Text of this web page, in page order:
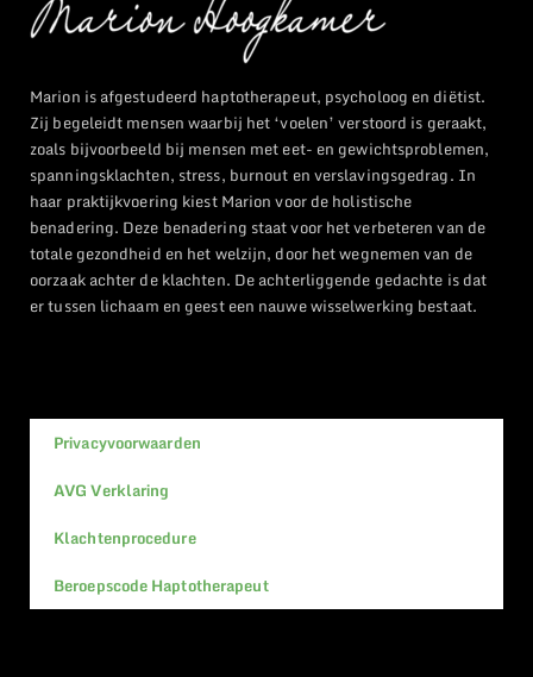
Marion is afgestudeerd haptotherapeut, psycholoog en diëtist.
Zij begeleidt mensen waarbij het ‘voelen’ verstoord is geraakt,
zoals bijvoorbeeld bij mensen met eet- en gewichtsproblemen,
spanningsklachten, stress, burnout en verslavingsgedrag. In
haar praktijkvoering kiest Marion voor de holistische
benadering. Deze benadering staat voor het verbeteren van de
totale gezondheid en het welzijn, door het wegnemen van de
oorzaak achter de klachten. De achterliggende gedachte is dat
er tussen lichaam en geest een nauwe wisselwerking bestaat.
Privacyvoorwaarden
AVG Verklaring
Klachtenprocedure
Beroepscode Haptotherapeut